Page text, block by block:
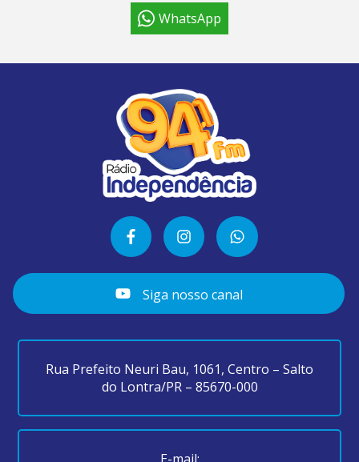
WhatsApp
Siga nosso canal
Rua Prefeito Neuri Bau, 1061, Centro – Salto
do Lontra/PR – 85670-000